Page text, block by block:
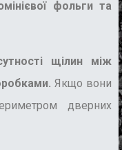
фольги та
щілин між
Якщо вони
дверних